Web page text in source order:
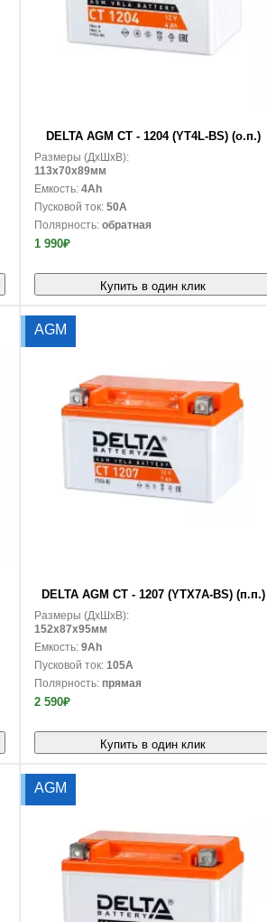
DELTA AGM CT - 1204 (YT4L-BS) (о.п.)
Размеры (ДxШxВ):
113x70x89мм
Емкость:4Ah
Пусковой ток:50A
Полярность:обратная
1 990₽
Купить в один клик
AGM
DELTA AGM CT - 1207 (YTX7A-BS) (п.п.)
Размеры (ДxШxВ):
152x87x95мм
Емкость:9Ah
Пусковой ток: 105A
Полярность: прямая
2 590₽
Купить в один клик
AGM